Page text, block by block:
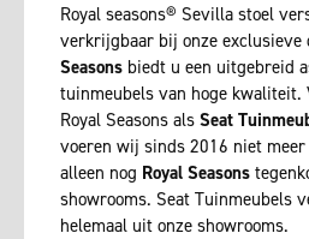
Royal seasons® Sevilla stoel
verkrijgbaar bij onze exclusieve
Seasons biedt u een uitgebreid
tuinmeubels van hoge kwaliteit.
Royal Seasons als Seat
voeren wij sinds 2016 niet
alleen nog Royal Seasons
showrooms. Seat Tuinmeubels
helemaal uit onze showrooms.